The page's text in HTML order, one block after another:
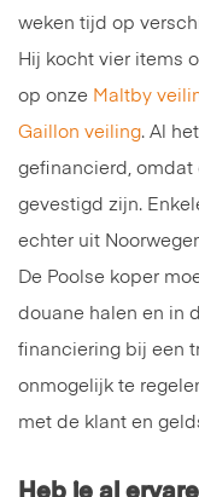
weken tijd op
Hij kocht vier items
op onze Maltby
Gaillon veiling. Al
gefinancierd, omdat
gevestigd zijn.
echter uit
De Poolse koper
douane halen en in
financiering bij een
onmogelijk te
met de klant en